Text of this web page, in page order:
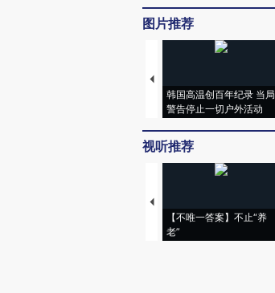
图片推荐
韩国高温创百年纪录 当局
警告停止一切户外活动
视听推荐
【不唯一答案】不止“养
老”